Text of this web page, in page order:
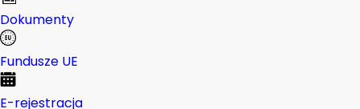
Dokumenty
Fundusze UE
E-rejestracja